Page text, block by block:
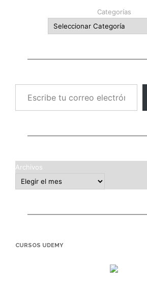
Categorías
Escribe tu correo electrónico…
Archivos
CURSOS UDEMY